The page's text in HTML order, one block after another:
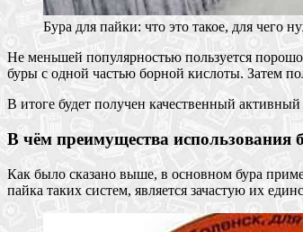
Бура для пайки: что это такое, для чего
Не меньшей популярностью пользуется
буры с одной частью борной кислоты. Затем
В итоге будет получен качественный
В чём преимущества использования
Как было сказано выше, в основном бура
пайка таких систем, является зачастую их